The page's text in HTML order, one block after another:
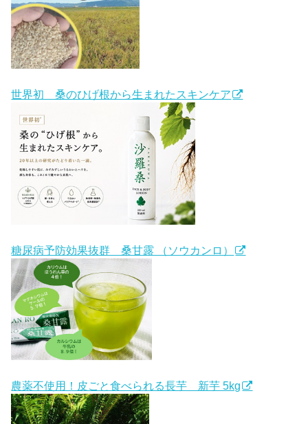
世界初 桑のひげ根から生まれたスキンケア
糖尿病予防効果抜群 桑甘露 （ソウカンロ）
農薬不使用！皮ごと食べられる長芋 新芋 5kg